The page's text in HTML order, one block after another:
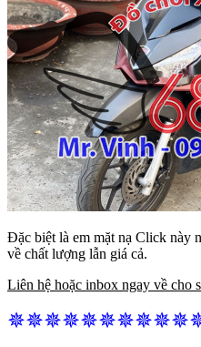
Đặc biệt là em mặt nạ Click này
về chất lượng lẫn giá cả.
Liên hệ hoặc inbox ngay về cho